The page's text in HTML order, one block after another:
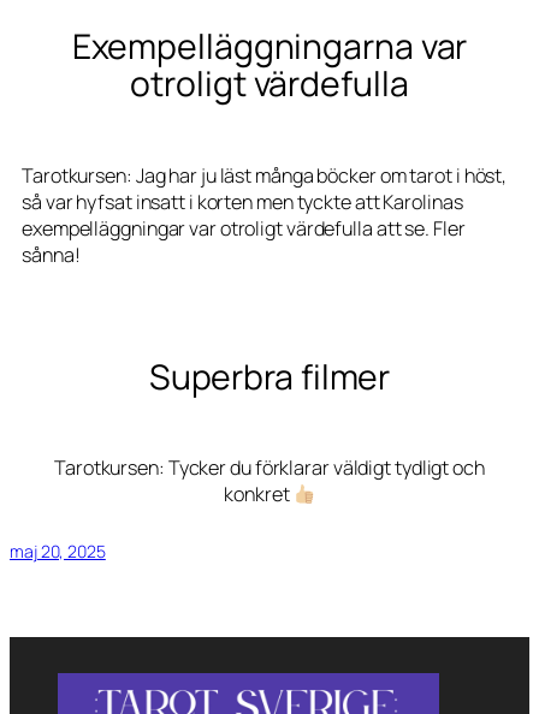
Exempelläggningarna var
otroligt värdefulla
Tarotkursen: Jag har ju läst många böcker om tarot i höst,
så var hyfsat insatt i korten men tyckte att Karolinas
exempelläggningar var otroligt värdefulla att se. Fler
sånna!
Superbra filmer
Tarotkursen: Tycker du förklarar väldigt tydligt och
konkret
maj 20, 2025